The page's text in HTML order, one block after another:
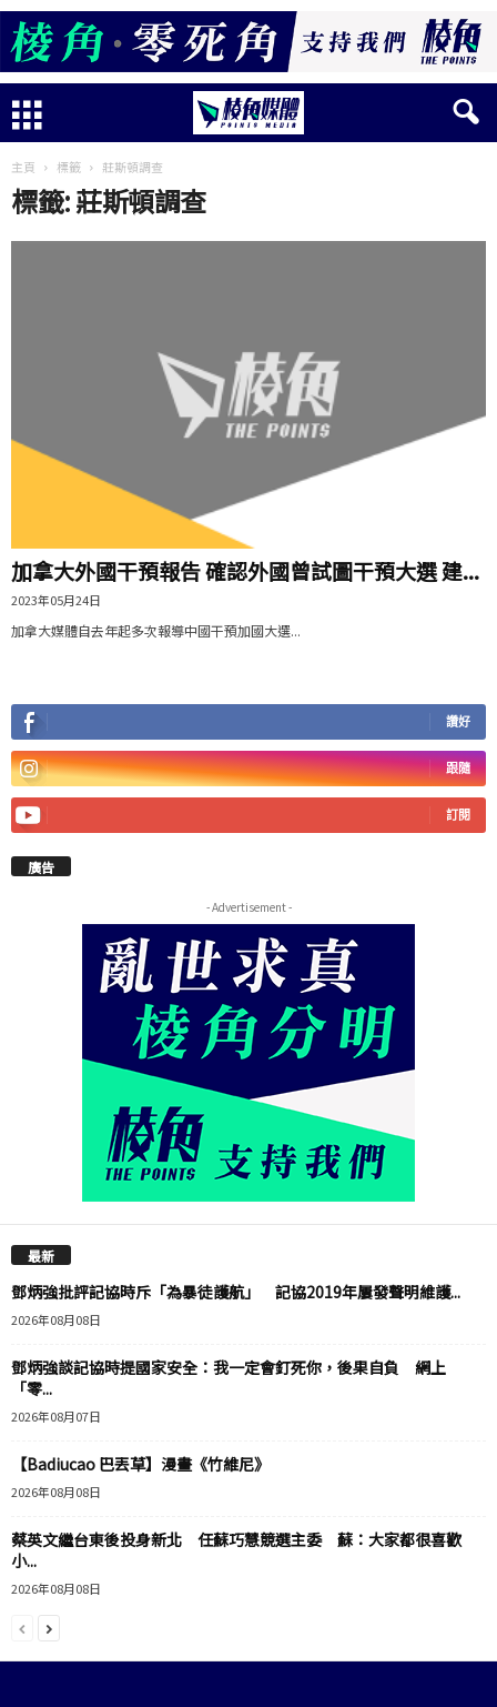
主頁 標籤 莊斯頓調查
標籤: 莊斯頓調查
加拿大外國干預報告 確認外國曾試圖干預大選 建...
2023年05月24日
加拿大媒體自去年起多次報導中國干預加國大選...
讚好
跟隨
訂閱
廣告
- Advertisement -
最新
鄧炳強批評記協時斥「為暴徒護航」 記協2019年屢發聲明維護...
2026年08月08日
鄧炳強談記協時提國家安全：我一定會釘死你，後果自負 網上
「零...
2026年08月07日
【Badiucao 巴丟草】漫畫《竹維尼》
2026年08月08日
蔡英文繼台東後投身新北 任蘇巧慧競選主委 蘇：大家都很喜歡
小...
2026年08月08日